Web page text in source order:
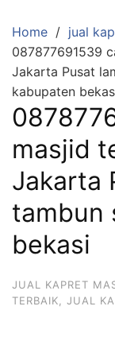
Home
jual
087877691539
Jakarta Pusat
kabupaten
masjid
Jakarta
tambun
bekasi
JUAL KAPRET
TERBAIK
JUAL